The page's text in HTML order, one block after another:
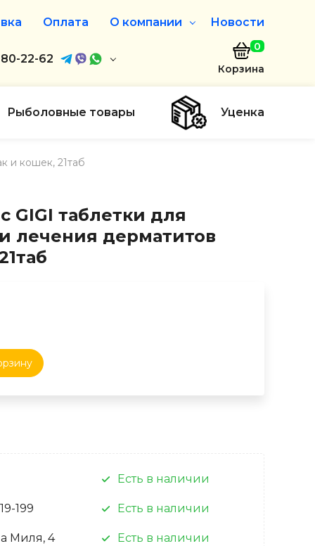
Оплата О компании
О нас
Дисконтная программа
Новости
22-62
звонок
0
Корзина
Рыболовные товары Уценка
и кошек, 21таб
таблетки для
лечения дерматитов
Есть в наличии
199 Есть в наличии
Миля, 4 Есть в наличии